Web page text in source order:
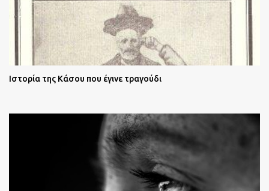
Ιστορία της Κάσου που έγινε τραγούδι